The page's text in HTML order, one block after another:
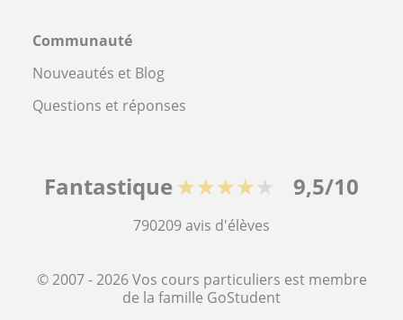
Communauté
Nouveautés et Blog
Questions et réponses
Fantastique ★★★★★ 9,5/10
790209avis d'élèves
© 2007 - 2026 Vos cours particuliers est membre
de la famille GoStudent